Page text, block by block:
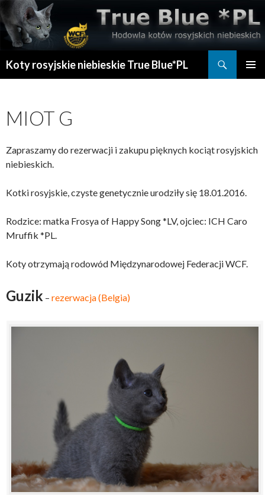
Koty rosyjskie niebieskie True Blue*PL
MIOT G
Zapraszamy do rezerwacji i zakupu pięknych kociąt rosyjskich
niebieskich.
Kotki rosyjskie, czyste genetycznie urodziły się 18.01.2016.
Rodzice: matka Frosya of Happy Song *LV, ojciec: ICH Caro
Mruffik *PL.
Koty otrzymają rodowód Międzynarodowej Federacji WCF.
Guzik – rezerwacja (Belgia)